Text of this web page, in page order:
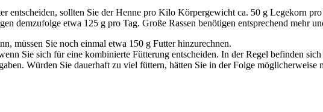
entscheiden, sollten Sie der Henne pro Kilo Körpergewicht ca. 50 g Legekorn
demzufolge etwa 125 g pro Tag. Große Rassen benötigen entsprechend mehr
müssen Sie noch einmal etwa 150 g Futter hinzurechnen.
Sie sich für eine kombinierte Fütterung entscheiden. In der Regel befinden
Würden Sie dauerhaft zu viel füttern, hätten Sie in der Folge möglicherweise